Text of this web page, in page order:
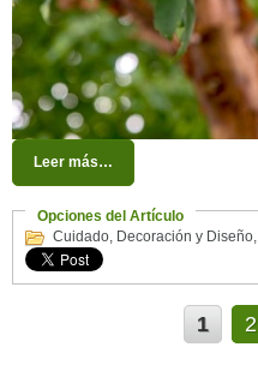
Leer más…
Opciones del Artículo
Cuidado Decoración y Diseño
1 2